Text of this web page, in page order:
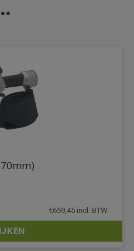
DETAILS
€659,45 incl. BTW